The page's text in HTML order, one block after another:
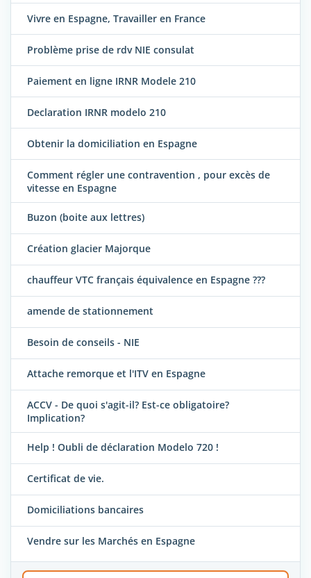
Vivre en Espagne, Travailler en France
Problème prise de rdv NIE consulat
Paiement en ligne IRNR Modele 210
Declaration IRNR modelo 210
Obtenir la domiciliation en Espagne
Comment régler une contravention , pour excès de
vitesse en Espagne
Buzon (boite aux lettres)
Création glacier Majorque
chauffeur VTC français équivalence en Espagne ???
amende de stationnement
Besoin de conseils - NIE
Attache remorque et l'ITV en Espagne
ACCV - De quoi s'agit-il? Est-ce obligatoire?
Implication?
Help ! Oubli de déclaration Modelo 720 !
Certificat de vie.
Domiciliations bancaires
Vendre sur les Marchés en Espagne